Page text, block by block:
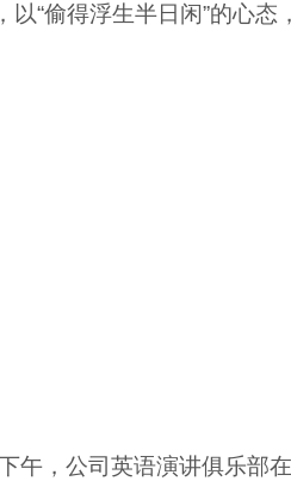
以“偷得浮生半日闲”的心
午，公司英语演讲俱乐部